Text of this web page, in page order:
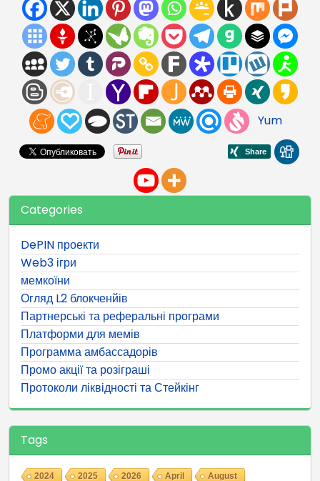
Yum
Categories
DePIN проекти
Web3 ігри
мемкоїни
Огляд L2 блокченйів
Партнерські та реферальні програми
Платформи для мемів
Программа амбассадорів
Промо акції та розіграші
Протоколи ліквідності та Стейкінг
Tags
2024 2025 2026 April August